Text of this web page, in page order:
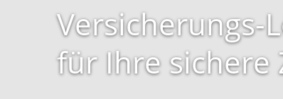
Versicherungs-
für Ihre sichere